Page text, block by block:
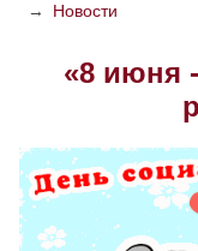
→
Новости
«8 июня